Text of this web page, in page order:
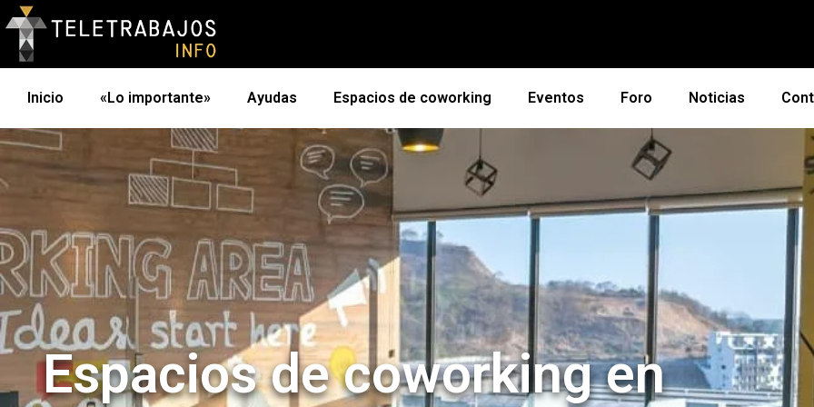
Inicio «Lo importante» Ayudas Espacios de coworking Eventos Foro Noticias
Espacios de coworking en